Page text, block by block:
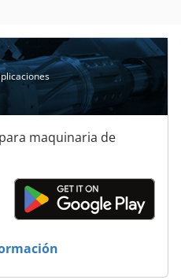
maquinaria de